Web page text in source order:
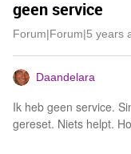
geen service
Forum|Forum|5 years
Daandelara
Ik heb geen service.
gereset. Niets helpt.